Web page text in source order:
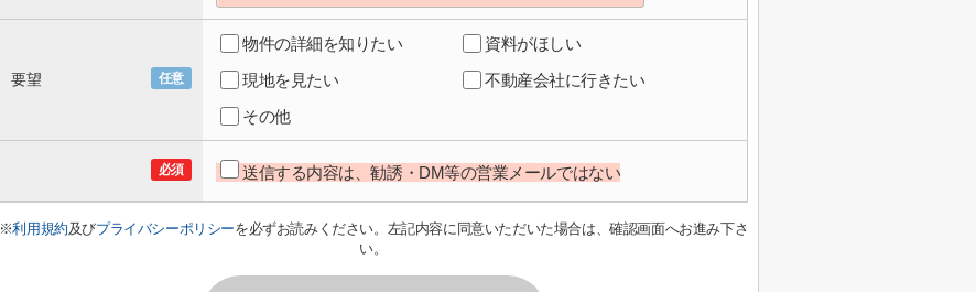
任意
要望
物件の詳細を知りたい
資料がほしい
現地を見たい
不動産会社に行きたい
その他
必須 送信する内容は、勧誘・DM等の営業メールではない
※利用規約及びプライバシーポリシーを必ずお読みください。左記内容に同意いただいた場合は、確認画面へお進み下さ
い。